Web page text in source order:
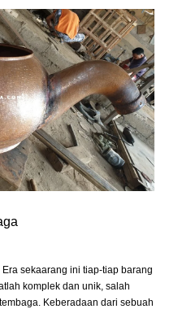
sekaarang ini tiap-tiap barang
komplek dan unik, salah
Keberadaan dari sebuah